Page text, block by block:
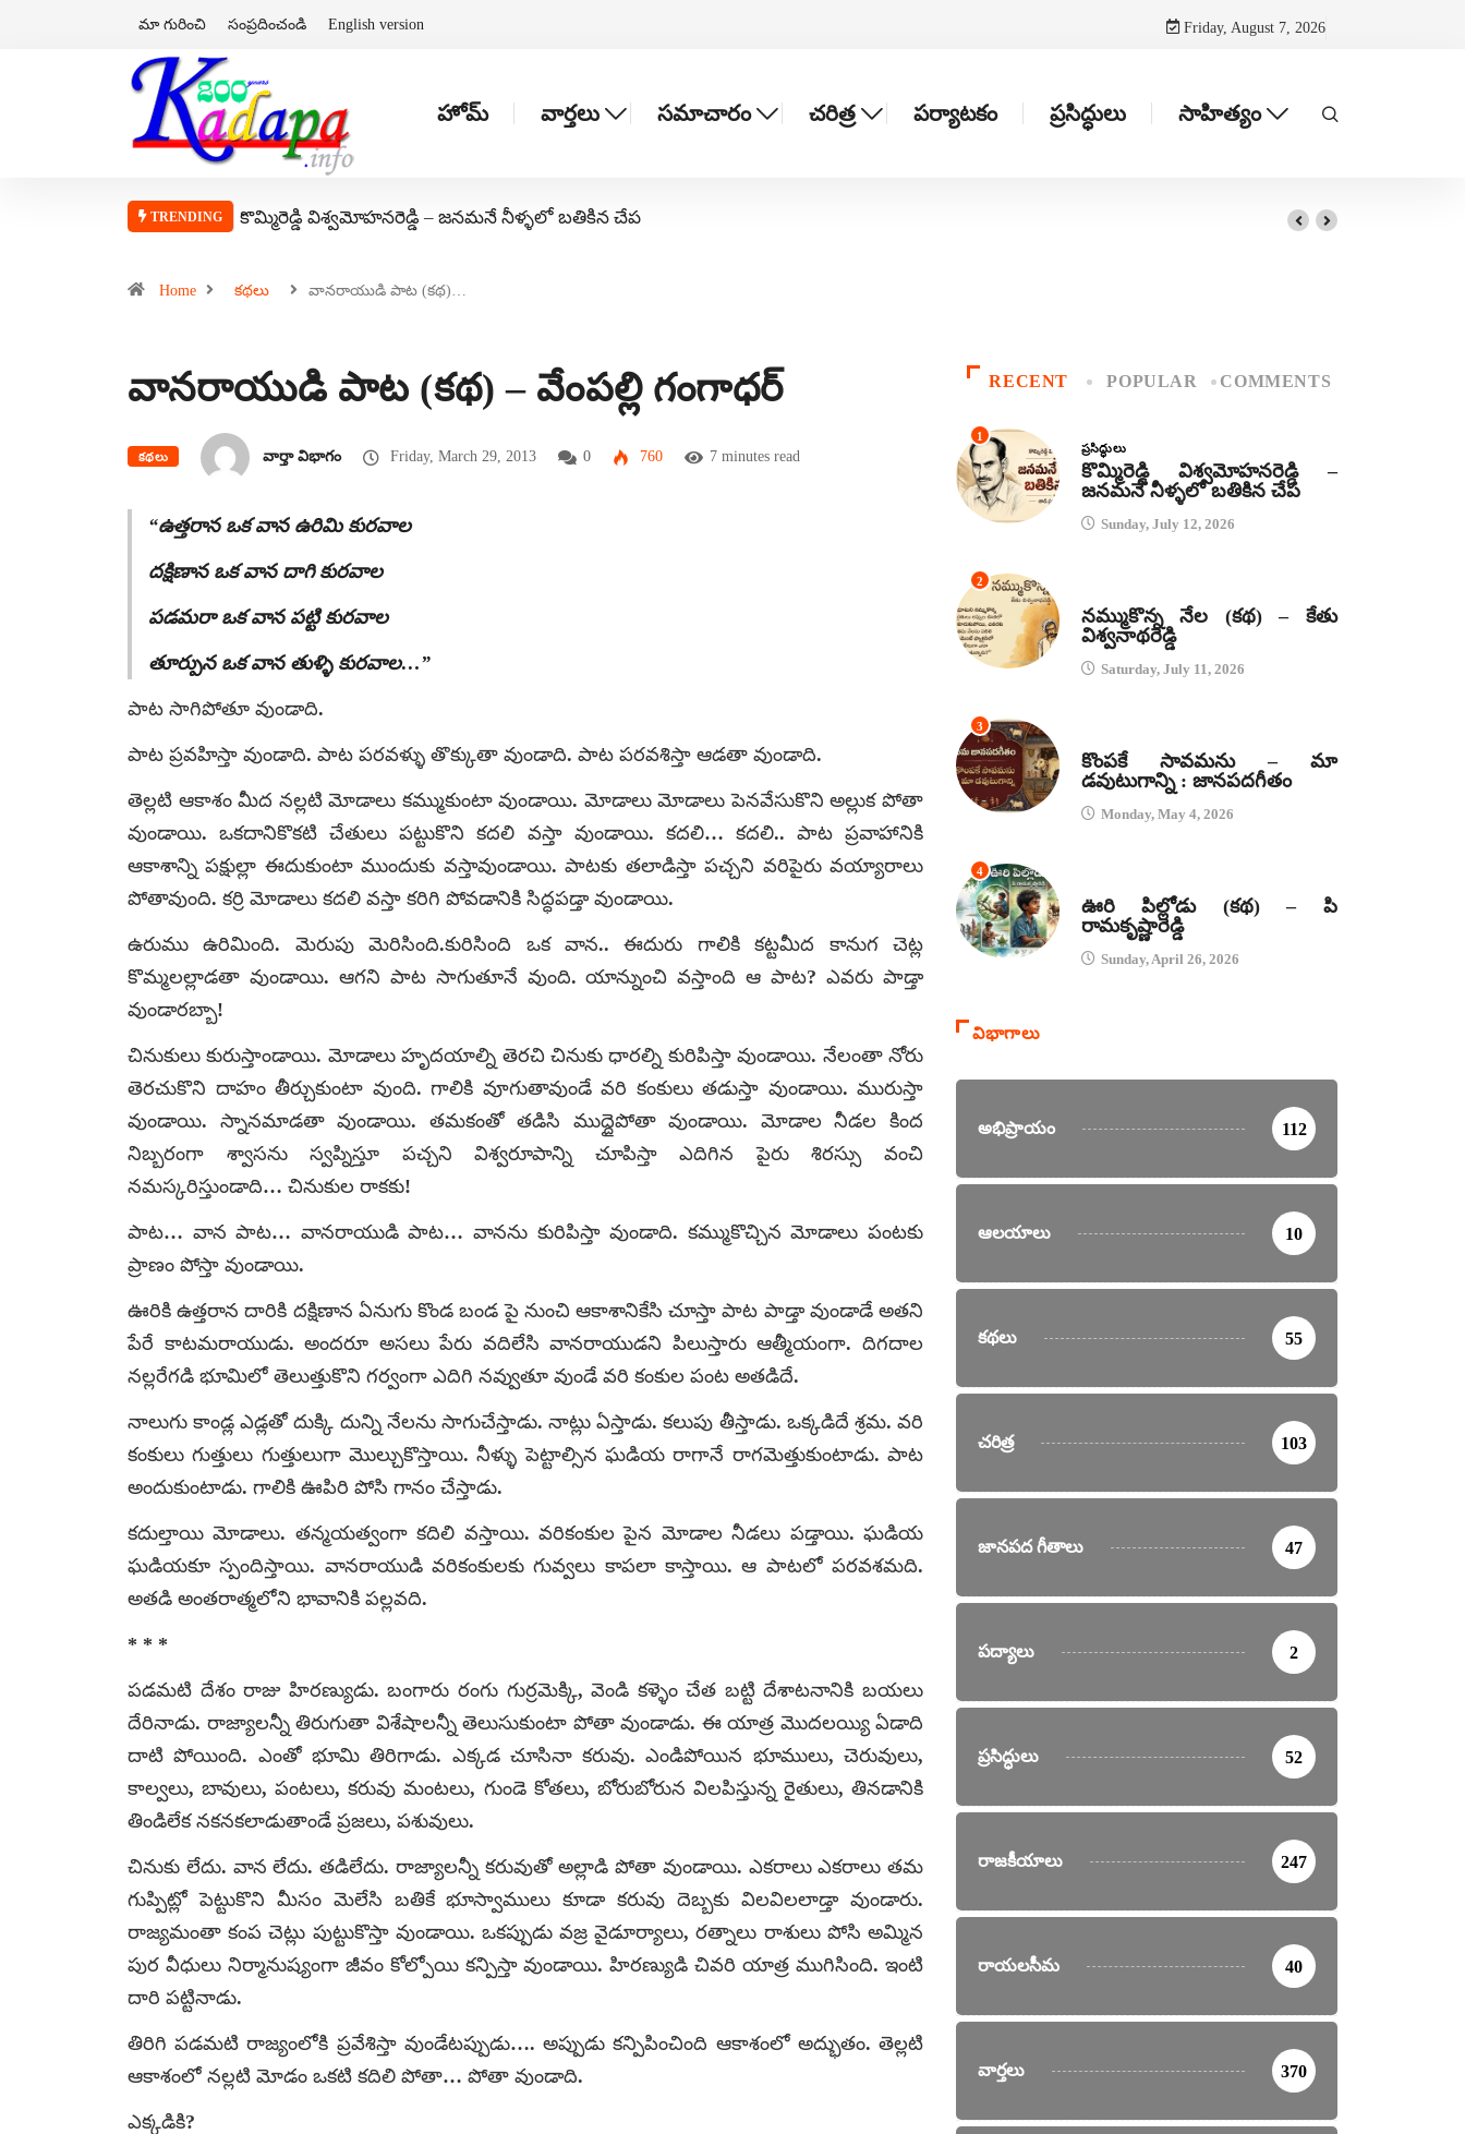
మా గురించి సంప్రదించండి English version Friday, August 7, 2026
హోమ్ వార్తలు సమాచారం చరిత్ర పర్యాటకం ప్రసిద్ధులు సాహిత్యం
TRENDING కొమ్మిరెడ్డి విశ్వమోహనరెడ్డి – జనమనే నీళ్ళలో బతికిన చేప
Home కథలు వానరాయుడి పాట (కథ)…
వానరాయుడి పాట (కథ) – వేంపల్లి గంగాధర్
కథలు వార్తా విభాగం Friday, March 29, 2013 0 760 7 minutes read
“ఉత్తరాన ఒక వాన ఉరిమి కురవాల
దక్షిణాన ఒక వాన దాగి కురవాల
పడమరా ఒక వాన పట్టి కురవాల
తూర్పున ఒక వాన తుళ్ళి కురవాల…”
పాట సాగిపోతూ వుండాది.
పాట ప్రవహిస్తా వుండాది. పాట పరవళ్ళు తొక్కుతా వుండాది. పాట పరవశిస్తా ఆడతా వుండాది.
తెల్లటి ఆకాశం మీద నల్లటి మోడాలు కమ్ముకుంటా వుండాయి. మోడాలు మోడాలు పెనవేసుకొని అల్లుక పోతా
వుండాయి. ఒకదానికొకటి చేతులు పట్టుకొని కదలి వస్తా వుండాయి. కదలి… కదలి.. పాట ప్రవాహానికి
ఆకాశాన్ని పక్షుల్లా ఈదుకుంటా ముందుకు వస్తావుండాయి. పాటకు తలాడిస్తా పచ్చని వరిపైరు వయ్యారాలు
పోతావుంది. కర్రి మోడాలు కదలి వస్తా కరిగి పోవడానికి సిద్ధపడ్తా వుండాయి.
ఉరుము ఉరిమింది. మెరుపు మెరిసింది.కురిసింది ఒక వాన.. ఈదురు గాలికి కట్టమీద కానుగ చెట్ల
కొమ్మలల్లాడతా వుండాయి. ఆగని పాట సాగుతూనే వుంది. యాన్నుంచి వస్తాంది ఆ పాట? ఎవరు పాడ్తా
వుండారబ్బా!
చినుకులు కురుస్తాండాయి. మోడాలు హృదయాల్ని తెరచి చినుకు ధారల్ని కురిపిస్తా వుండాయి. నేలంతా నోరు
తెరచుకొని దాహం తీర్చుకుంటా వుంది. గాలికి వూగుతావుండే వరి కంకులు తడుస్తా వుండాయి. మురుస్తా
వుండాయి. స్నానమాడతా వుండాయి. తమకంతో తడిసి ముద్దైపోతా వుండాయి. మోడాల నీడల కింద
నిబ్బరంగా శ్వాసను స్వప్నిస్తూ పచ్చని విశ్వరూపాన్ని చూపిస్తా ఎదిగిన పైరు శిరస్సు వంచి
నమస్కరిస్తుండాది… చినుకుల రాకకు!
పాట… వాన పాట… వానరాయుడి పాట… వానను కురిపిస్తా వుండాది. కమ్ముకొచ్చిన మోడాలు పంటకు
ప్రాణం పోస్తా వుండాయి.
ఊరికి ఉత్తరాన దారికి దక్షిణాన ఏనుగు కొండ బండ పై నుంచి ఆకాశానికేసి చూస్తా పాట పాడ్తా వుండాడే అతని
పేరే కాటమరాయుడు. అందరూ అసలు పేరు వదిలేసి వానరాయుడని పిలుస్తారు ఆత్మీయంగా. దిగదాల
నల్లరేగడి భూమిలో తెలుత్తుకొని గర్వంగా ఎదిగి నవ్వుతూ వుండే వరి కంకుల పంట అతడిదే.
నాలుగు కాండ్ల ఎడ్లతో దుక్కి దున్ని నేలను సాగుచేస్తాడు. నాట్లు ఏస్తాడు. కలుపు తీస్తాడు. ఒక్కడిదే శ్రమ. వరి
కంకులు గుత్తులు గుత్తులుగా మొల్చుకొస్తాయి. నీళ్ళు పెట్టాల్సిన ఘడియ రాగానే రాగమెత్తుకుంటాడు. పాట
అందుకుంటాడు. గాలికి ఊపిరి పోసి గానం చేస్తాడు.
కదుల్తాయి మోడాలు. తన్మయత్వంగా కదిలి వస్తాయి. వరికంకుల పైన మోడాల నీడలు పడ్తాయి. ఘడియ
ఘడియకూ స్పందిస్తాయి. వానరాయుడి వరికంకులకు గువ్వలు కాపలా కాస్తాయి. ఆ పాటలో పరవశమది.
అతడి అంతరాత్మలోని భావానికి పల్లవది.
* * *
పడమటి దేశం రాజు హిరణ్యుడు. బంగారు రంగు గుర్రమెక్కి, వెండి కళ్ళెం చేత బట్టి దేశాటనానికి బయలు
దేరినాడు. రాజ్యాలన్నీ తిరుగుతా విశేషాలన్నీ తెలుసుకుంటా పోతా వుండాడు. ఈ యాత్ర మొదలయ్యి ఏడాది
దాటి పోయింది. ఎంతో భూమి తిరిగాడు. ఎక్కడ చూసినా కరువు. ఎండిపోయిన భూములు, చెరువులు,
కాల్వలు, బావులు, పంటలు, కరువు మంటలు, గుండె కోతలు, బోరుబోరున విలపిస్తున్న రైతులు, తినడానికి
తిండిలేక నకనకలాడుతాండే ప్రజలు, పశువులు.
చినుకు లేదు. వాన లేదు. తడిలేదు. రాజ్యాలన్నీ కరువుతో అల్లాడి పోతా వుండాయి. ఎకరాలు ఎకరాలు తమ
గుప్పిట్లో పెట్టుకొని మీసం మెలేసి బతికే భూస్వాములు కూడా కరువు దెబ్బకు విలవిలలాడ్తా వుండారు.
రాజ్యమంతా కంప చెట్లు పుట్టుకొస్తా వుండాయి. ఒకప్పుడు వజ్ర వైడూర్యాలు, రత్నాలు రాశులు పోసి అమ్మిన
పుర వీధులు నిర్మానుష్యంగా జీవం కోల్పోయి కన్పిస్తా వుండాయి. హిరణ్యుడి చివరి యాత్ర ముగిసింది. ఇంటి
దారి పట్టినాడు.
తిరిగి పడమటి రాజ్యంలోకి ప్రవేశిస్తా వుండేటప్పుడు…. అప్పుడు కన్పిపించింది ఆకాశంలో అద్భుతం. తెల్లటి
ఆకాశంలో నల్లటి మోడం ఒకటి కదిలి పోతా… పోతా వుండాది.
ఎక్కడికి?
RECENT POPULAR COMMENTS
1
ప్రసిద్ధులు
కొమ్మిరెడ్డి విశ్వమోహనరెడ్డి –
జనమనే నీళ్ళలో బతికిన చేప
Sunday, July 12, 2026
2
నమ్ముకొన్న నేల (కథ) – కేతు
విశ్వనాథరెడ్డి
Saturday, July 11, 2026
3
కొంపకే సావమను – మా
డవుటుగాన్ని : జానపదగీతం
Monday, May 4, 2026
4
ఊరి పిల్లోడు (కథ) – పి
రామకృష్ణారెడ్డి
Sunday, April 26, 2026
విభాగాలు
అభిప్రాయం 112
ఆలయాలు 10
కథలు 55
చరిత్ర 103
జానపద గీతాలు 47
పద్యాలు 2
ప్రసిద్ధులు 52
రాజకీయాలు 247
రాయలసీమ 40
వార్తలు 370